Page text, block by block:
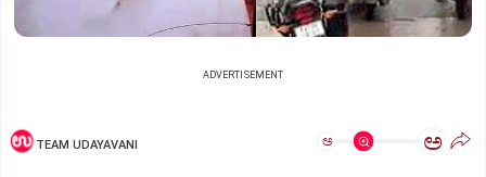
ADVERTISEMENT
TEAM UDAYAVANI ಅ ಅ